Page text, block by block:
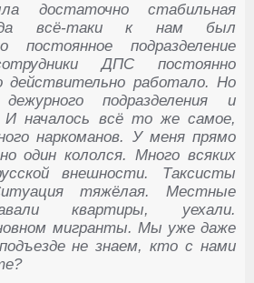
достаточно стабильная
всё-таки к нам был
постоянное подразделение
ДПС постоянно
действительно работало. Но
подразделения и
началось всё то же самое,
наркоманов. У меня прямо
один кололся. Много всяких
внешности. Таксисты
тяжёлая. Местные
квартиры, уехали.
мигранты. Мы уже даже
не знаем, кто с нами